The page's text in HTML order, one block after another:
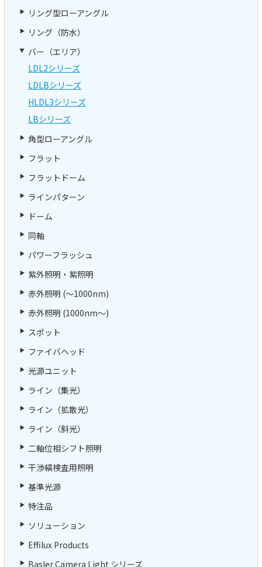
リング型ローアングル
リング（防水）
バー（エリア）
LDL2シリーズ
LDLBシリーズ
HLDL3シリーズ
LBシリーズ
角型ローアングル
フラット
フラットドーム
ラインパターン
ドーム
同軸
パワーフラッシュ
紫外照明・紫照明
赤外照明 (～1000nm)
赤外照明 (1000nm～)
スポット
ファイバヘッド
光源ユニット
ライン（集光）
ライン（拡散光）
ライン（斜光）
二軸位相シフト照明
干渉縞検査用照明
基準光源
特注品
ソリューション
Effilux Products
Basler Camera Light シリーズ